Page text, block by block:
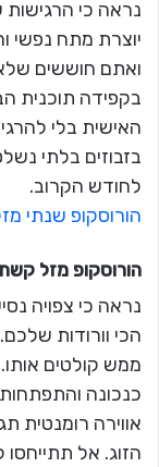
נראה כי
יוצרת מתח נפשי
ואתם חוששים
בקפידה תוכנית
האישית בלי
בזבוזים בלתי
לחודש הקרוב.
הורוסקופ שנתי
הורוסקופ מזל
נראה כי צפויה
הכי וורודות
ממש קולטים
כנכונה
אווירה רומנטית
הזוג. אל